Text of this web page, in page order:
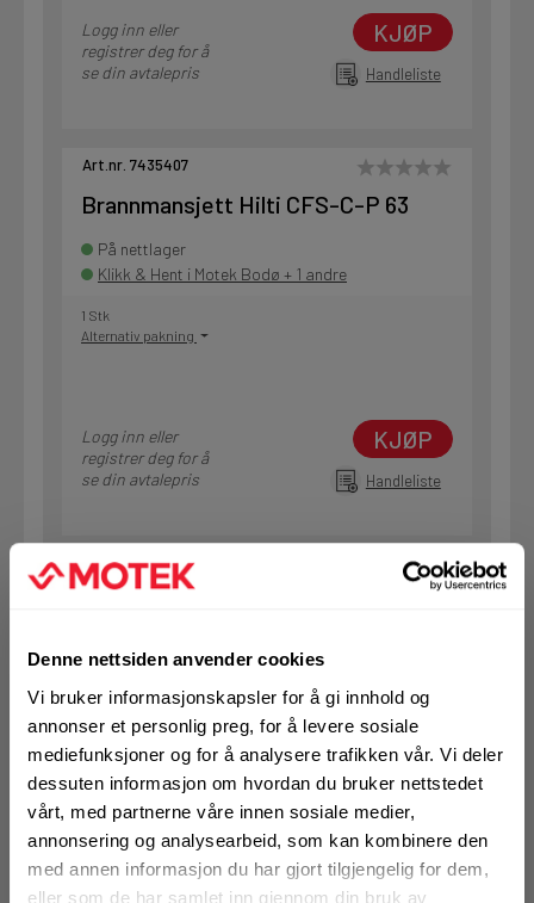
Denne nettsiden anvender cookies
Vi bruker informasjonskapsler for å gi innhold og
annonser et personlig preg, for å levere sosiale
mediefunksjoner og for å analysere trafikken vår. Vi deler
dessuten informasjon om hvordan du bruker nettstedet
vårt, med partnerne våre innen sosiale medier,
annonsering og analysearbeid, som kan kombinere den
med annen informasjon du har gjort tilgjengelig for dem,
eller som de har samlet inn gjennom din bruk av
Logg inn eller
registrer deg for å
se din avtalepris
KJØP
Handleliste
Art.nr. 7435407
Brannmansjett Hilti CFS-C-P 63
På nettlager
Klikk & Hent i Motek Bodø + 1 andre
1 Stk
Alternativ pakning
Logg inn eller
registrer deg for å
se din avtalepris
KJØP
Handleliste
Art.nr. 7435409
På nettlager
1 Stk
Logg inn eller
registrer deg for å
se din avtalepris
KJØP
Handleliste